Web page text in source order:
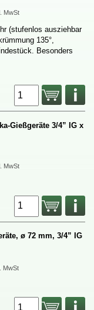
Gießgeräte3/4”IGx
4”IG